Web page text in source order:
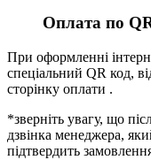
Оплата по
При оформленні
спеціальний QR код,
сторінку оплати .
*зверніть увагу, що
дзвінка менеджера,
підтвердить